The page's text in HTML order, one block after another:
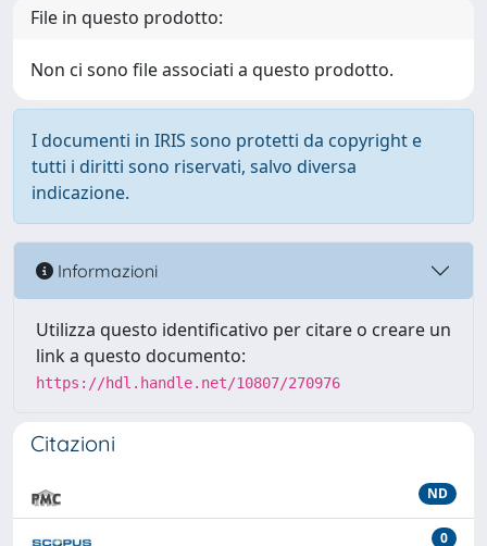
File in questo prodotto:
Non ci sono file associati a questo prodotto.
I documenti in IRIS sono protetti da copyright e
tutti i diritti sono riservati, salvo diversa
indicazione.
Informazioni
Utilizza questo identificativo per citare o creare un
link a questo documento:
https://hdl.handle.net/10807/270976
Citazioni
ND
0